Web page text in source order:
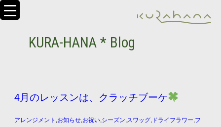
KURA-HANA * Blog
4月のレッスンは、クラッチブーケ
アレンジメント ,お知らせ,お祝い,シーズン,スワッグ,ドライフラワー,フ